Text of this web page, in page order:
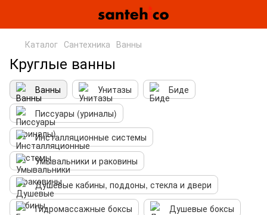
Каталог Сантехника Ванны
Круглые ванны
Ванны Унитазы
Биде
Писсуары (уриналы)
Инсталляционные системы
Умывальники и раковины
Душевые кабины, поддоны, стекла и двери
Гидромассажные боксы
Душевые боксы